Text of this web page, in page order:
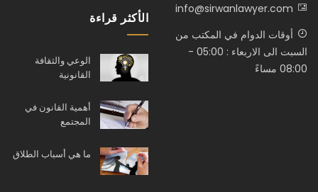
info@sirwanlawyer.com
أوقات الدوام في المكتب من
السبت الى الاربعاء : 05:00 -
08:00 مساءً
الأكثر قراءة
الوعي والثقافة
القانونية
أهمية القانون في
المجتمع
ما هي أسباب الطلاق